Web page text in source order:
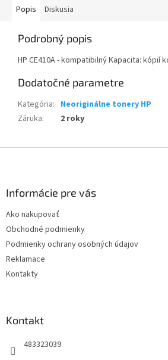
Popis Diskusia
Podrobný popis
HP CE410A - kompatibilný Kapacita: kópií
Dodatočné parametre
Kategória: Neoriginálne tonery HP
Záruka: 2 roky
Informácie pre vás
Ako nakupovať
Obchodné podmienky
Podmienky ochrany osobných údajov
Reklamace
Kontakty
Kontakt
483323039